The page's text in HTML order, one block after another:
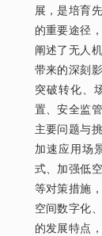
展，是培育
的重要途径
阐述了无人
带来的深刻
突破转化、
置、安全监
主要问题与
加速应用场
式、加强低
等对策措施
空间数字化
的发展特点